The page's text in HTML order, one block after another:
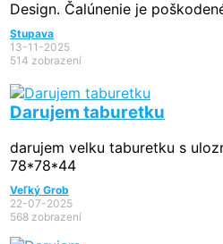
Design. Čalúnenie je
Stupava
13-11-2025
514 zobrazení
Darujem taburetku
darujem velku taburetku s
78*78*44
Veľký Grob
22-07-2025
568 zobrazení